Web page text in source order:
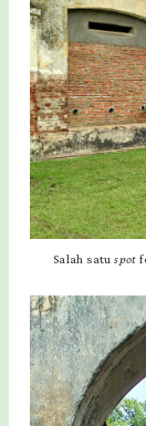
Salah satuspot